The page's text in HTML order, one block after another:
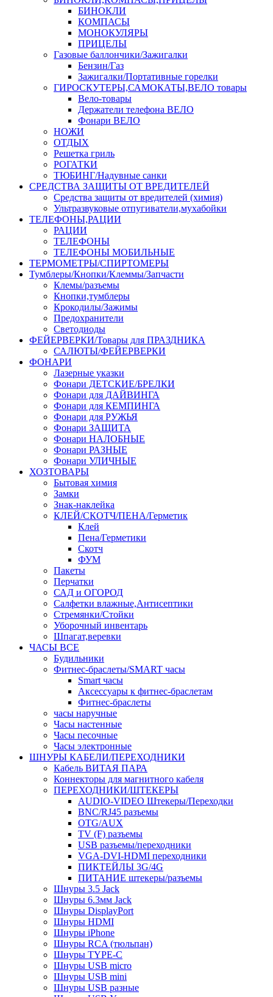
БИНОКЛИ
КОМПАСЫ
МОНОКУЛЯРЫ
ПРИЦЕЛЫ
Газовые баллончики/Зажигалки
Бензин/Газ
Зажигалки/Портативные горелки
ГИРОСКУТЕРЫ,САМОКАТЫ,ВЕЛО товары
Вело-товары
Держатели телефона ВЕЛО
Фонари ВЕЛО
НОЖИ
ОТДЫХ
Решетка гриль
РОГАТКИ
ТЮБИНГ/Надувные санки
СРЕДСТВА ЗАЩИТЫ ОТ ВРЕДИТЕЛЕЙ
Средства защиты от вредителей (химия)
Ультразвуковые отпугиватели,мухабойки
ТЕЛЕФОНЫ,РАЦИИ
РАЦИИ
ТЕЛЕФОНЫ
ТЕЛЕФОНЫ МОБИЛЬНЫЕ
ТЕРМОМЕТРЫ/СПИРТОМЕРЫ
Тумблеры/Кнопки/Клеммы/Запчасти
Клемы/разъемы
Кнопки,тумблеры
Крокодилы/Зажимы
Предохранители
Светодиоды
ФЕЙЕРВЕРКИ/Товары для ПРАЗДНИКА
САЛЮТЫ/ФЕЙЕРВЕРКИ
ФОНАРИ
Лазерные указки
Фонари ДЕТСКИЕ/БРЕЛКИ
Фонари для ДАЙВИНГА
Фонари для КЕМПИНГА
Фонари для РУЖЬЯ
Фонари ЗАЩИТА
Фонари НАЛОБНЫЕ
Фонари РАЗНЫЕ
Фонари УЛИЧНЫЕ
ХОЗТОВАРЫ
Бытовая химия
Замки
Знак-наклейка
КЛЕЙ/СКОТЧ/ПЕНА/Герметик
Клей
Пена/Герметики
Скотч
ФУМ
Пакеты
Перчатки
САД и ОГОРОД
Салфетки влажные,Антисептики
Стремянки/Стойки
Уборочный инвентарь
Шпагат,веревки
ЧАСЫ ВСЕ
Будильники
Фитнес-браслеты/SMART часы
Smart часы
Аксессуары к фитнес-браслетам
Фитнес-браслеты
часы наручные
Часы настенные
Часы песочные
Часы электронные
ШНУРЫ КАБЕЛИ/ПЕРЕХОДНИКИ
Кабель ВИТАЯ ПАРА
Коннекторы для магнитного кабеля
ПЕРЕХОДНИКИ/ШТЕКЕРЫ
AUDIO-VIDEO Штекеры/Переходки
BNC/RJ45 разъемы
OTG/AUX
TV (F) разъемы
USB разъемы/переходники
VGA-DVI-HDMI переходники
ПИКТЕЙЛЫ 3G/4G
ПИТАНИЕ штекеры/разъемы
Шнуры 3.5 Jack
Шнуры 6.3мм Jack
Шнуры DisplayPort
Шнуры HDMI
Шнуры iPhone
Шнуры RCA (тюльпан)
Шнуры TYPE-C
Шнуры USB micro
Шнуры USB mini
Шнуры USB разные